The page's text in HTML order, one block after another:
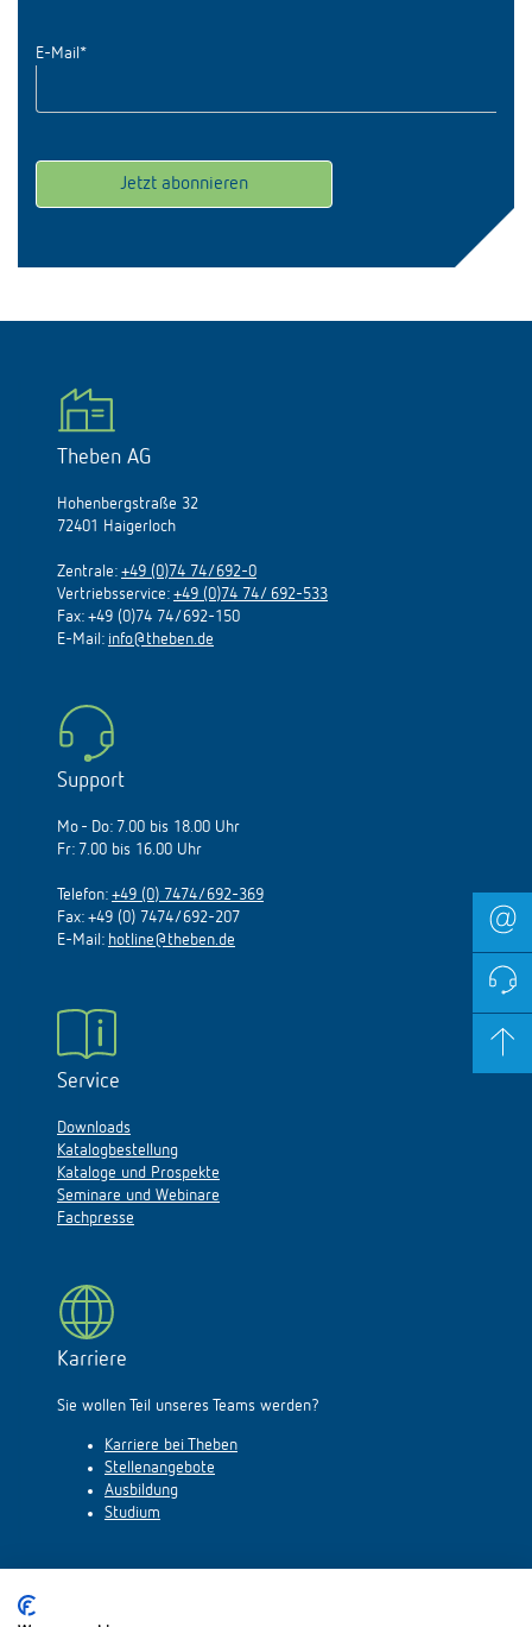
E-Mail *
Theben AG
Hohenbergstraße 32
72401 Haigerloch
Zentrale: +49 (0)74 74/692-0
Vertriebsservice: +49 (0)74 74/ 692-533
Fax: +49 (0)74 74/692-150
E-Mail: info@theben.de
Support
Mo - Do: 7.00 bis 18.00 Uhr
Fr: 7.00 bis 16.00 Uhr
Telefon: +49 (0) 7474/692-369
Fax: +49 (0) 7474/692-207
E-Mail: hotline@theben.de
Service
Downloads
Katalogbestellung
Kataloge und Prospekte
Seminare und Webinare
Fachpresse
Karriere
Sie wollen Teil unseres Teams werden?
Karriere bei Theben
Stellenangebote
Ausbildung
Studium